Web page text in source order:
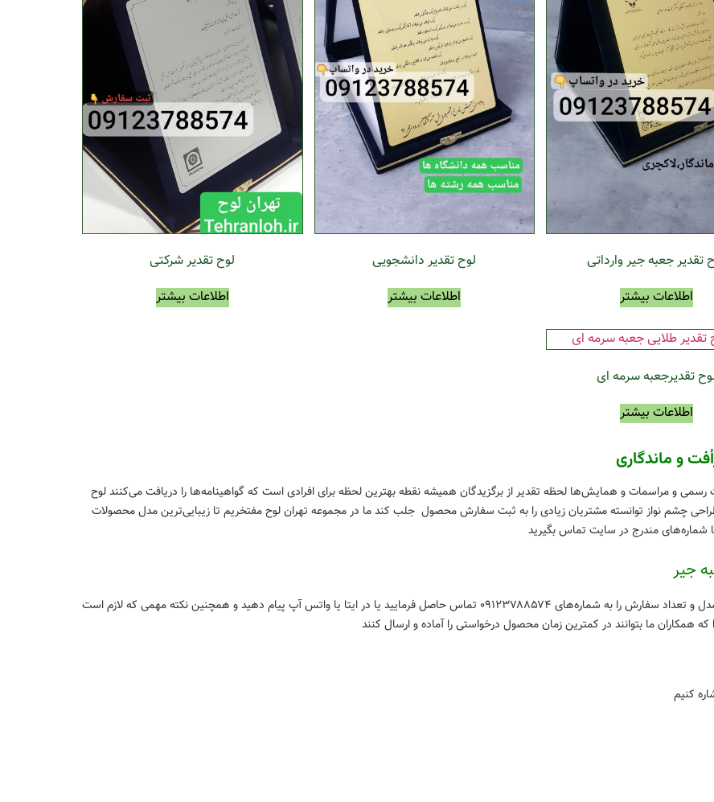
تقدیر جعبه جیر وارداتی
اطلاعات بیشتر
لوح تقدیر دانشجویی
اطلاعات بیشتر
لوح تقدیر شرکتی
اطلاعات بیشتر
تقدیرجعبه سرمه ای
اطلاعات بیشتر
و ماندگاری
و مراسمات و همایش‌ها لحظه تقدیر از برگزیدگان همیشه نقطه بهترین لحظه برای افرادی است که گواهینامه‌ها را دریافت می‌کنند لوح
چشم نواز توانسته مشتریان زیادی را به ثبت سفارش محصول جلب کند ما در مجموعه تهران لوح مفتخریم تا زیبایی‌ترین مدل محصولات
شماره‌های مندرج در سایت تماس بگیرید
جیر
در زمان ثبت سفارش و خرید اینترنتی لوح تقدیر جعبه جیر حتماً مدل و تعداد سفارش را به شماره‌های ۰۹۱۲۳۷۸۸۵۷۴ تماس حاصل فرمایید یا در ایتا یا واتس آپ پیام دهید و همچنین نکته مهمی که لازم است
همکاران ما بتوانند در کمترین زمان محصول درخواستی را آماده و ارسال کنند
کنیم